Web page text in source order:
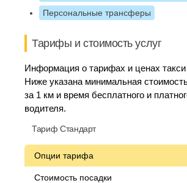
Персональные трансферы
Тарифы и стоимость услуг
Информация о тарифах и ценах
Ниже указана минимальная
за 1 км и время бесплатного и
водителя.
Тариф Стандарт
Опции тарифа
Стоимость посадки